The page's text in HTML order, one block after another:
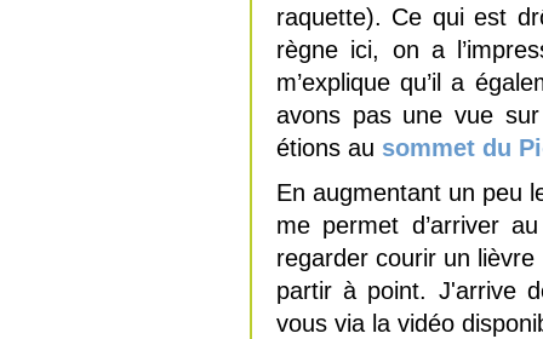
raquette). Ce qui est
règne ici, on a
m’explique qu’il a
avons pas une vue
étions au sommet du
En augmentant un peu
me permet d’arriver
regarder courir un
partir à point. J'arrive
vous via la vidéo